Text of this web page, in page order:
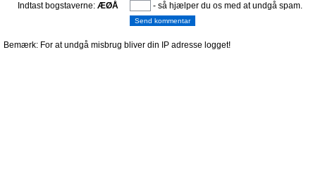
Indtast bogstaverne: ÆØÅ - så hjælper du os med at undgå spam.
Bemærk: For at undgå misbrug bliver din IP adresse logget!